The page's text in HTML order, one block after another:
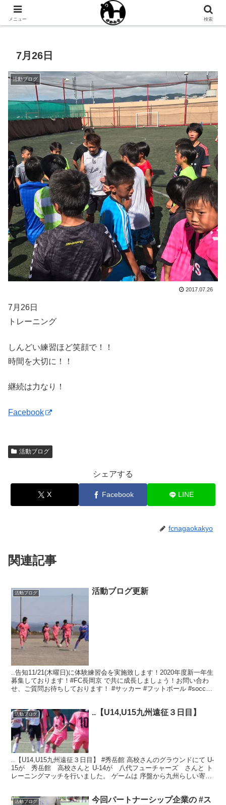
NPO法人ゆめみるオフィシャルサイト
7月26日
活動ブログ
2017.07.26
7月26日
トレーニング
しんどい練習ほど笑顔で！！
時間を大切に！！
継続は力なり！
Facebook
活動ブログ
シェアする
X Facebook LINE
fcnagaokakyo
関連記事
活動ブログ 活動ブログ更新
..告知11/21(木曜日)に体験練習会を実施致します！2020年度新一年生
募集しております！#FC長岡京 で共に成長しましょう！お問い合わ
せ、ご質問お待ちしております！ #サッカー #フットボール #soccer
活動ブログ ..【U14,U15九州遠征３日目】
..【U14,U15九州遠征３日目】 #秀岳館 高校さんのグラウンドにて U-
15が 秀岳館 高校さんと U-14が 八代フューチャーズ さんと ト
レーニングマッチを行いました。 ゲームは 序盤から九州らしい寄せ
活動ブログ
今回パートナーシップ企業の #ス
メニュー 検索